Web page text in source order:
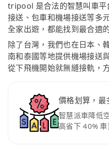
tripool 是合法的智慧叫車平
接送、包車和機場接送等多
全家出遊，都能找到最合適
除了台灣，我們也在日本、
南和泰國等地提供機場接送
從下飛機開始就無縫接軌，
價格划算，最
智慧派車降低
高省下 40%